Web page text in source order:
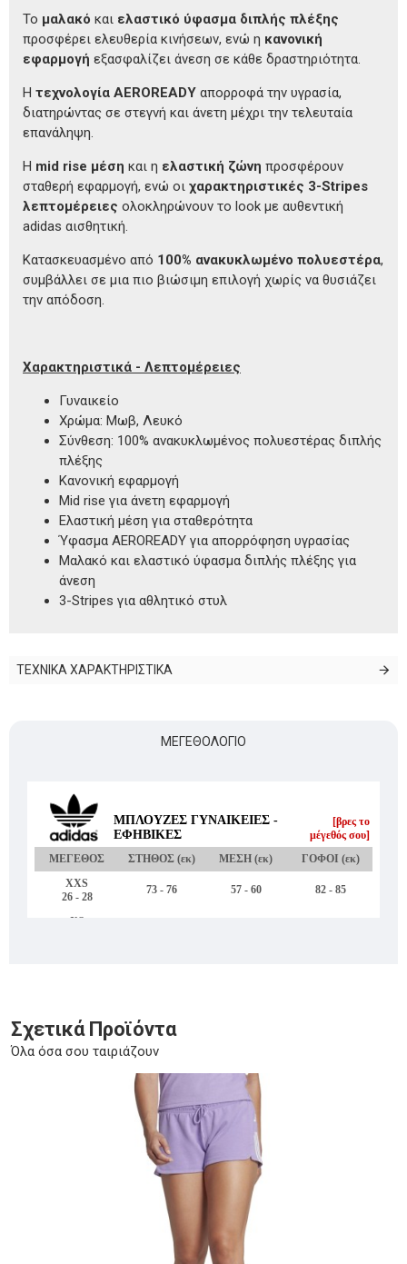
Το μαλακό και ελαστικό ύφασμα διπλής πλέξης
προσφέρει ελευθερία κινήσεων, ενώ η κανονική
εφαρμογή εξασφαλίζει άνεση σε κάθε δραστηριότητα.
Η τεχνολογία AEROREADY απορροφά την υγρασία,
διατηρώντας σε στεγνή και άνετη μέχρι την τελευταία
επανάληψη.
Η mid rise μέση και η ελαστική ζώνη προσφέρουν
σταθερή εφαρμογή, ενώ οι χαρακτηριστικές 3-Stripes
λεπτομέρειες ολοκληρώνουν το look με αυθεντική
adidas αισθητική.
Κατασκευασμένο από 100% ανακυκλωμένο πολυεστέρα,
συμβάλλει σε μια πιο βιώσιμη επιλογή χωρίς να θυσιάζει
την απόδοση.
Χαρακτηριστικά - Λεπτομέρειες
Γυναικείο
Χρώμα: Μωβ, Λευκό
Σύνθεση: 100% ανακυκλωμένος πολυεστέρας διπλής
πλέξης
Κανονική εφαρμογή
Mid rise για άνετη εφαρμογή
Ελαστική μέση για σταθερότητα
Ύφασμα AEROREADY για απορρόφηση υγρασίας
Μαλακό και ελαστικό ύφασμα διπλής πλέξης για
άνεση
3-Stripes για αθλητικό στυλ
ΤΕΧΝΙΚΑ ΧΑΡΑΚΤΗΡΙΣΤΙΚΑ
ΜΕΓΕΘΟΛΌΓΙΟ
Σχετικά Προϊόντα
Όλα όσα σου ταιριάζουν